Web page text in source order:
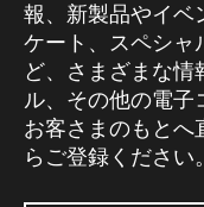
報、新製品やイベ
ケート、スペシャ
ど、さまざまな
ル、その他の電子
お客さまのもとへ
らご登録ください。